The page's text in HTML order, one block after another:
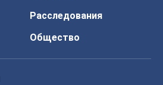
Расследования
Общество